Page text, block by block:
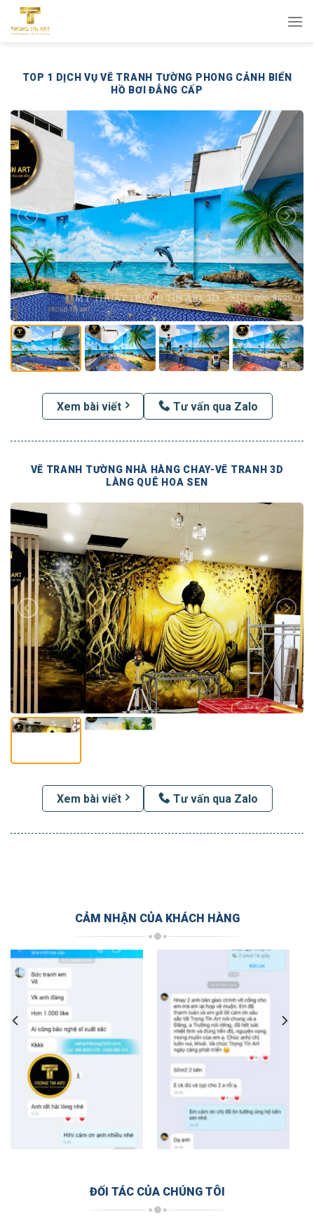
qua
TOP 1 DỊCH VỤ VẼ TRANH TƯỜNG PHONG CẢNH BIỂN
HỒ BƠI ĐẲNG CẤP
Xem bài viết Tư vấn qua Zalo
VẼ TRANH TƯỜNG NHÀ HÀNG CHAY-VẼ TRANH 3D
LÀNG QUÊ HOA SEN
Xem bài viết Tư vấn qua Zalo
CẢM NHẬN CỦA KHÁCH HÀNG
ĐỐI TÁC CỦA CHÚNG TÔI